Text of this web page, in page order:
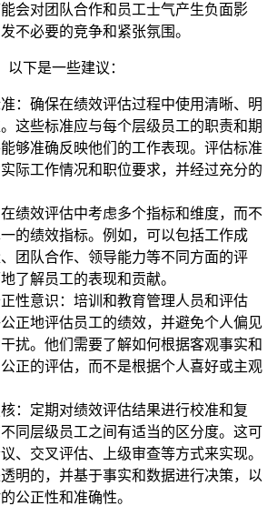
会对团队合作和员工士气产生负面影
不必要的竞争和紧张氛围。
下是一些建议：
：确保在绩效评估过程中使用清晰、明
这些标准应与每个层级员工的职责和期
够准确反映他们的工作表现。评估标准
际工作情况和职位要求，并经过充分的
绩效评估中考虑多个指标和维度，而不
的绩效指标。例如，可以包括工作成
团队合作、领导能力等不同方面的评
了解员工的表现和贡献。
性意识：培训和教育管理人员和评估
正地评估员工的绩效，并避免个人偏见
扰。他们需要了解如何根据客观事实和
正的评估，而不是根据个人喜好或主观
：定期对绩效评估结果进行校准和复
同层级员工之间有适当的区分度。这可
、交叉评估、上级审查等方式来实现。
明的，并基于事实和数据进行决策，以
公正性和准确性。